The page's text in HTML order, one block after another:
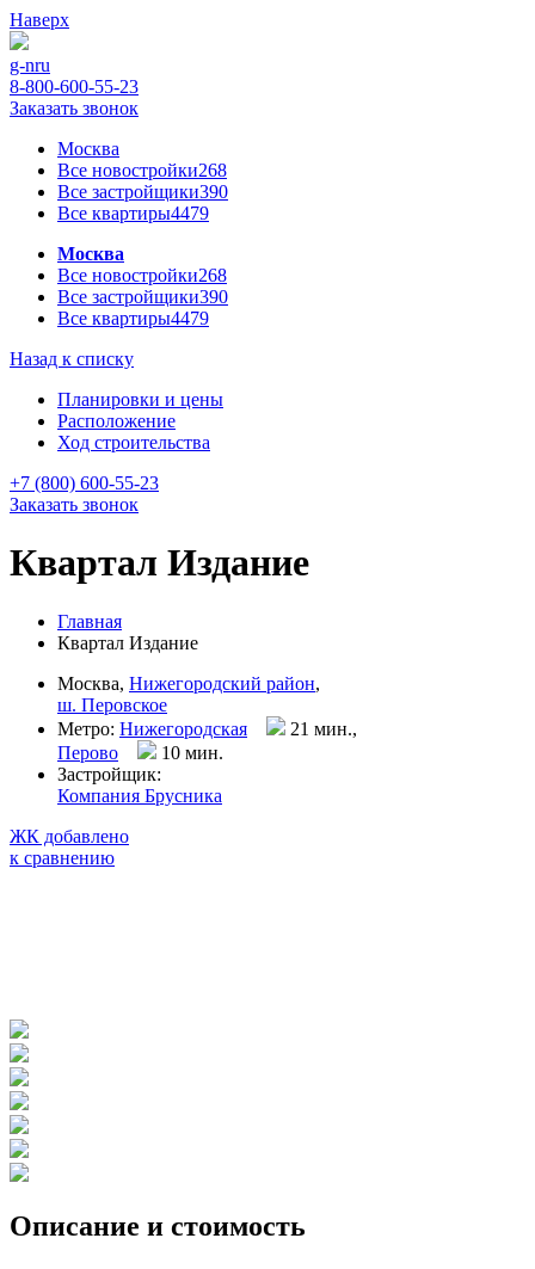
Наверх
g-nru
8-800-600-55-23
Заказать звонок
Москва
Все новостройки268
Все застройщики390
Все квартиры4479
Москва
Все новостройки268
Все застройщики390
Все квартиры4479
Назад к списку
Планировки и цены
Расположение
Ход строительства
+7 (800) 600-55-23
Заказать звонок
Квартал Издание
Главная
Квартал Издание
Москва, Нижегородский район,
ш. Перовское
Метро: Нижегородская
21 мин.,
Перово
10 мин.
Застройщик:
Компания Брусника
ЖК добавлено
к сравнению
Описание и стоимость